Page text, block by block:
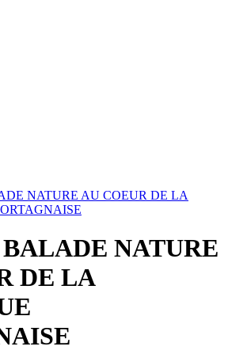
NATURE AU COEUR DE LA
NATURE
DE LA